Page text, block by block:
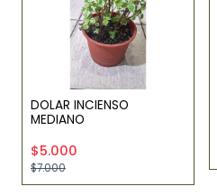
DOLAR INCIENSO
MEDIANO
$5.000
$7.000